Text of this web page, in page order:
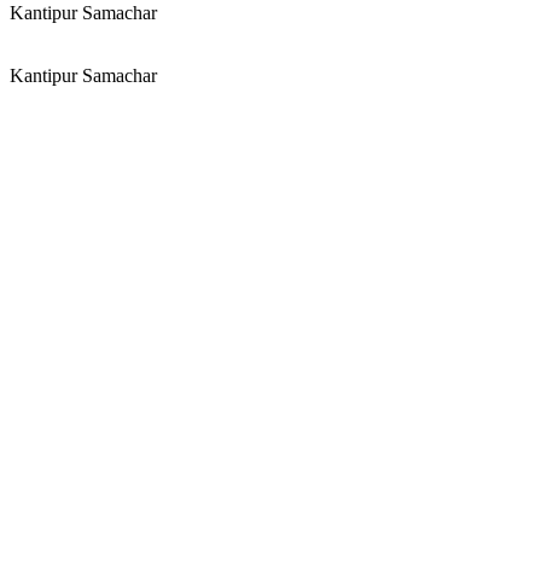
Kantipur Samachar
Kantipur Samachar